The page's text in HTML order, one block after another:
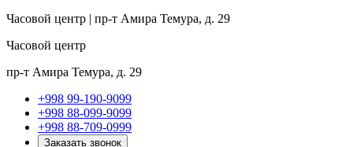
Часовой центр | пр-т Амира Темура, д. 29
Часовой центр
пр-т Амира Темура, д. 29
+998 99-190-9099
+998 88-099-9099
+998 88-709-0999
Заказать звонок